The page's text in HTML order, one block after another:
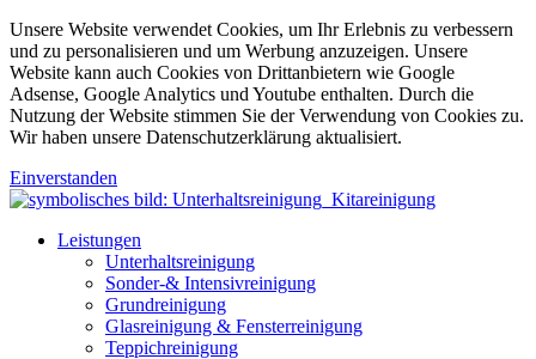
Unsere Website verwendet Cookies, um Ihr Erlebnis zu verbessern
und zu personalisieren und um Werbung anzuzeigen. Unsere
Website kann auch Cookies von Drittanbietern wie Google
Adsense, Google Analytics und Youtube enthalten. Durch die
Nutzung der Website stimmen Sie der Verwendung von Cookies zu.
Wir haben unsere Datenschutzerklärung aktualisiert.
Einverstanden
Leistungen
Unterhaltsreinigung
Sonder-& Intensivreinigung
Grundreinigung
Glasreinigung & Fensterreinigung
Teppichreinigung